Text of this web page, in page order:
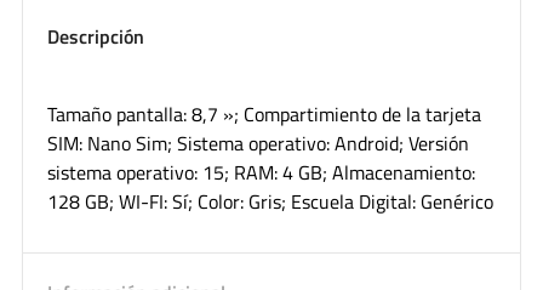
Descripción
Tamaño pantalla: 8,7 »; Compartimiento de la tarjeta
SIM: Nano Sim; Sistema operativo: Android; Versión
sistema operativo: 15; RAM: 4 GB; Almacenamiento:
128 GB; WI-FI: Sí; Color: Gris; Escuela Digital: Genérico